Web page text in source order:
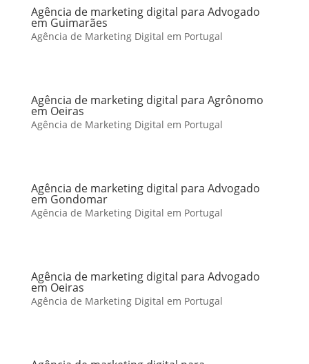
Agência de marketing digital para Advogado
em Guimarães
Agência de Marketing Digital em Portugal
Agência de marketing digital para Agrônomo
em Oeiras
Agência de Marketing Digital em Portugal
Agência de marketing digital para Advogado
em Gondomar
Agência de Marketing Digital em Portugal
Agência de marketing digital para Advogado
em Oeiras
Agência de Marketing Digital em Portugal